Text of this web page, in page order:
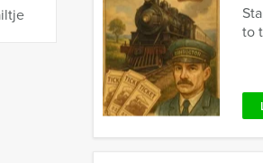
to